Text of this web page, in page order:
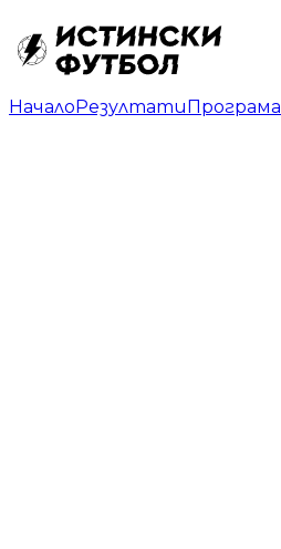
НачалоРезултатиПрограма